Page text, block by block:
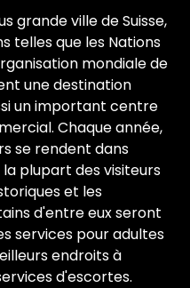
grande ville de Suisse,
telles que les Nations
mondiale de
une destination
un important centre
Chaque année,
se rendent dans
plupart des visiteurs
et les
d'entre eux seront
services pour adultes
endroits à
d'escortes.